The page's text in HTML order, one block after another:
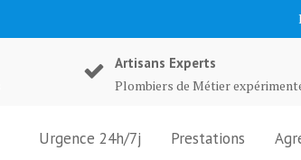
Artisans Experts
Plombiers de Métier
Urgence 24h/7j Prestations